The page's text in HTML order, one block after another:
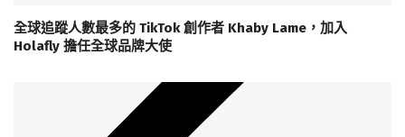
全球追蹤人數最多的 TikTok 創作者 Khaby Lame，加入
Holafly 擔任全球品牌大使